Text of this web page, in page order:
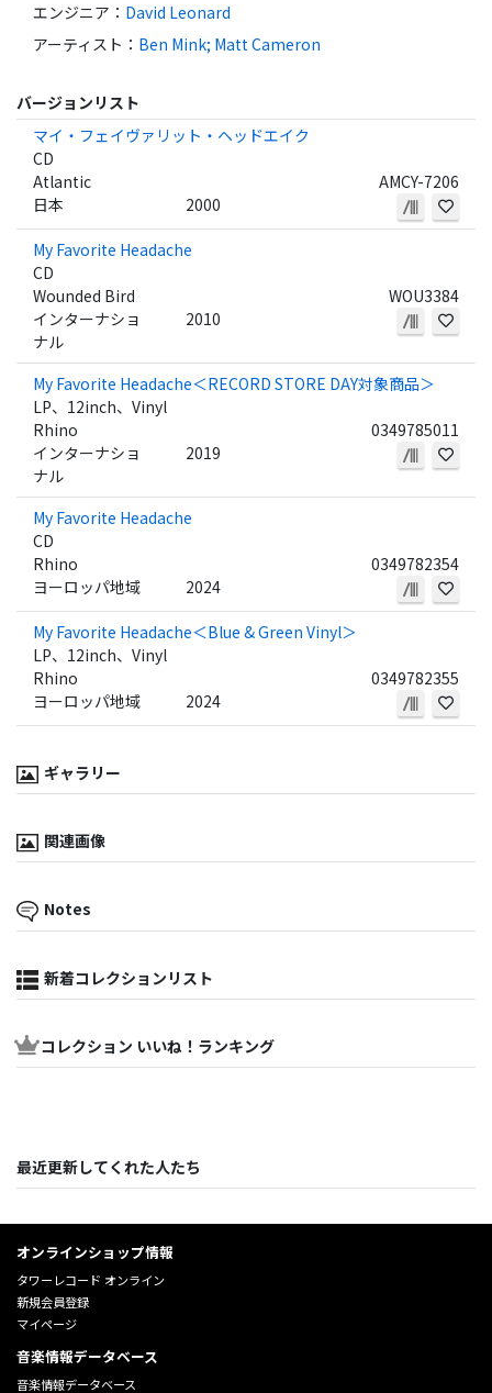
エンジニア ： David Leonard
アーティスト ： Ben Mink; Matt Cameron
バージョンリスト
マイ・フェイヴァリット・ヘッドエイク
CD
Atlantic
AMCY-7206
日本
2000
My Favorite Headache
CD
Wounded Bird
WOU3384
インターナショ
ナル
2010
My Favorite Headache＜RECORD STORE DAY対象商品＞
LP、12inch、Vinyl
Rhino
0349785011
インターナショ
ナル
2019
My Favorite Headache
CD
Rhino
0349782354
ヨーロッパ地域
2024
My Favorite Headache＜Blue & Green Vinyl＞
LP、12inch、Vinyl
Rhino
0349782355
ヨーロッパ地域
2024
ギャラリー
関連画像
Notes
新着コレクションリスト
コレクション いいね！ランキング
最近更新してくれた人たち
オンラインショップ情報
タワーレコード オンライン
新規会員登録
マイページ
音楽情報データベース
音楽情報データベース